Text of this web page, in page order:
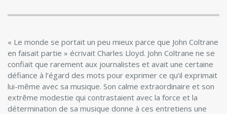
« Le monde se portait un peu mieux parce que John Coltrane
en faisait partie » écrivait Charles Lloyd. John Coltrane ne se
confiait que rarement aux journalistes et avait une certaine
défiance à l’égard des mots pour exprimer ce qu’il exprimait
lui-même avec sa musique. Son calme extraordinaire et son
extrême modestie qui contrastaient avec la force et la
détermination de sa musique donne à ces entretiens une